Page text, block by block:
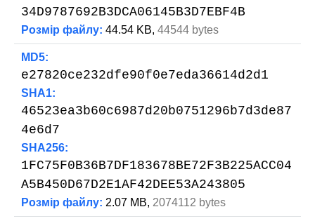
34D9787692B3DCA06145B3D7EBF4B
Розмір файлу: 44.54 KB, 44544 bytes
MD5:
e27820ce232dfe90f0e7eda36614d2d1
SHA1:
46523ea3b60c6987d20b0751296b7d3de87
4e6d7
SHA256:
1FC75F0B36B7DF183678BE72F3B225ACC04
A5B450D67D2E1AF42DEE53A243805
Розмір файлу: 2.07 MB, 2074112 bytes